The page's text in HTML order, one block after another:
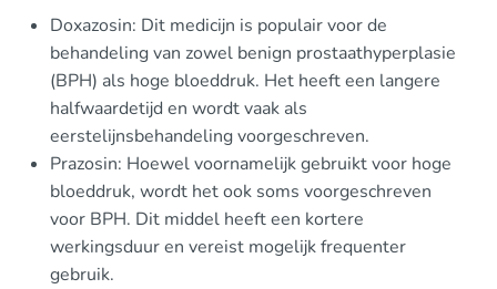
Doxazosin: Dit medicijn is populair voor de
behandeling van zowel benign prostaathyperplasie
(BPH) als hoge bloeddruk. Het heeft een langere
halfwaardetijd en wordt vaak als
eerstelijnsbehandeling voorgeschreven.
Prazosin: Hoewel voornamelijk gebruikt voor hoge
bloeddruk, wordt het ook soms voorgeschreven
voor BPH. Dit middel heeft een kortere
werkingsduur en vereist mogelijk frequenter
gebruik.